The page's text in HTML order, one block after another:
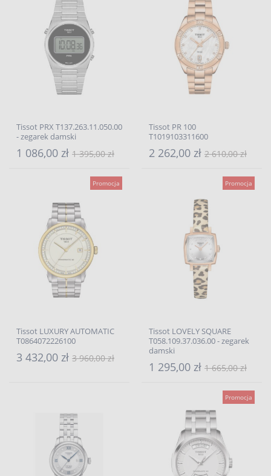
Tissot PRX T137.263.11.050.00
- zegarek damski
1 086,00 zł 1 395,00 zł
Tissot PR 100
T1019103311600
2 262,00 zł 2 610,00 zł
Promocja
Tissot LUXURY AUTOMATIC
T0864072226100
3 432,00 zł 3 960,00 zł
Promocja
Tissot LOVELY SQUARE
T058.109.37.036.00 - zegarek
damski
1 295,00 zł 1 665,00 zł
Promocja